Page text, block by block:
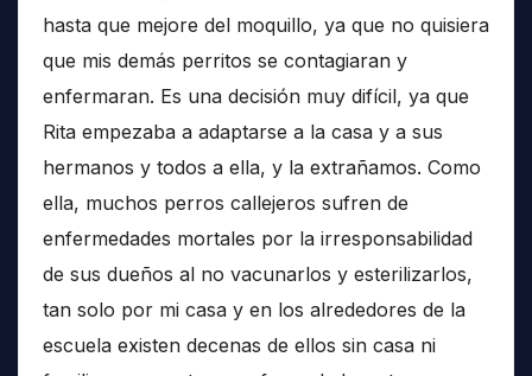
hasta que mejore del moquillo, ya que no quisiera
que mis demás perritos se contagiaran y
enfermaran. Es una decisión muy difícil, ya que
Rita empezaba a adaptarse a la casa y a sus
hermanos y todos a ella, y la extrañamos. Como
ella, muchos perros callejeros sufren de
enfermedades mortales por la irresponsabilidad
de sus dueños al no vacunarlos y esterilizarlos,
tan solo por mi casa y en los alrededores de la
escuela existen decenas de ellos sin casa ni